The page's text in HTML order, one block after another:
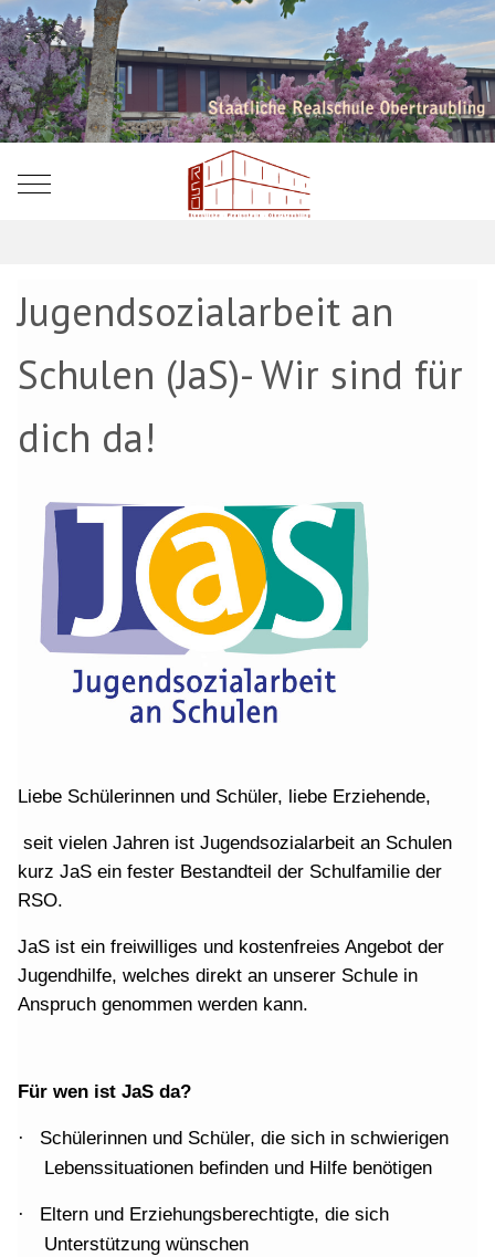
Mobile Menu Toggle
Jugendsozialarbeit an
Schulen (JaS)- Wir sind für
dich da!
Liebe Schülerinnen und Schüler, liebe Erziehende,
seit vielen Jahren ist Jugendsozialarbeit an Schulen
kurz JaS ein fester Bestandteil der Schulfamilie der
RSO.
JaS ist ein freiwilliges und kostenfreies Angebot der
Jugendhilfe, welches direkt an unserer Schule in
Anspruch genommen werden kann.
Für wen ist JaS da?
·
Schülerinnen und Schüler, die sich in schwierigen
Lebenssituationen befinden und Hilfe benötigen
·
Eltern und Erziehungsberechtigte, die sich
Unterstützung wünschen